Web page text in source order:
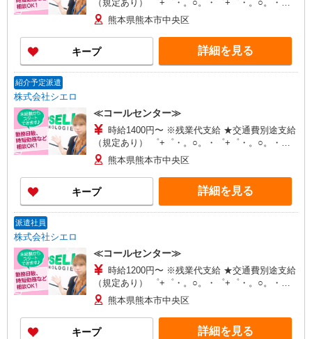
（規定あり） ゜+゜・。○。・゜+゜・。○。・゜
+゜ 入社祝い金10万円支給(規定有) お友達を紹介
頂くと, インセンティブ支給(規定有) ★月2回払
い・週払い可能（規程有）★ ゜・。○。・゜
+゜・。○。・゜+゜
熊本県熊本市中央区
キープ 詳細を見る
紹介予定派遣
株式会社シエロ
≪コールセンター≫
時給1400円〜 ※残業代支給 ★交通費別途支給
（規定あり） ゜+゜・。○。・゜+゜・。○。・゜
+゜ 入社祝い金10万円支給(規定有) お友達を紹介
頂くと, インセンティブ支給(規定有) ★月2回払
い・週払い可能（規程有）★ ゜・。○。・゜
+゜・。○。・゜+゜
熊本県熊本市中央区
キープ 詳細を見る
派遣社員
株式会社シエロ
≪コールセンター≫
時給1200円〜 ※残業代支給 ★交通費別途支給
（規定あり） ゜+゜・。○。・゜+゜・。○。・゜
+゜ 入社祝い金10万円支給(規定有) お友達を紹介
頂くと, インセンティブ支給(規定有) ★月2回払
い・週払い可能（規程有）★ ゜・。○。・゜
+゜・。○。・゜+゜
熊本県熊本市中央区
キープ 詳細を見る